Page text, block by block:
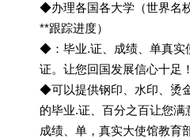
◆办理各国各大学（世界名
**跟踪进度）
◆：毕业.证、成绩、单真实
证。让您回国发展信心十足！
◆可以提供钢印、水印、烫
的毕业.证、百分之百让您满
成绩、单，真实大使馆教育